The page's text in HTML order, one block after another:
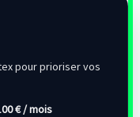
pour prioriser vos
€ / mois